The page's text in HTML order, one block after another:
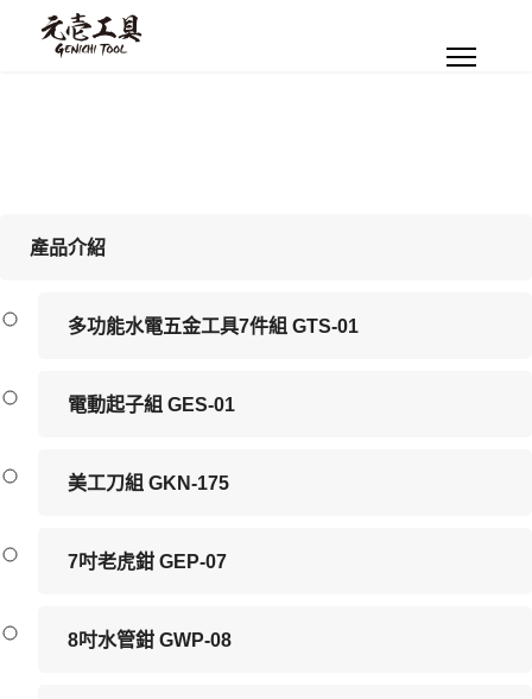
產品介紹
多功能水電五金工具7件組 GTS-01
電動起子組 GES-01
美工刀組 GKN-175
7吋老虎鉗 GEP-07
8吋水管鉗 GWP-08